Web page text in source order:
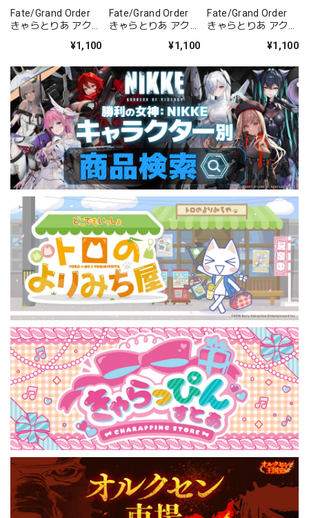
Fate/Grand Order
きゃらとりあ アクリ
¥1,100
Fate/Grand Order
きゃらとりあ アクリ
ー/パッションリッ
¥1,100
Fate/Grand Order
きゃらとりあ アクリ
ー/ラーヴァ/ティア
¥1,100